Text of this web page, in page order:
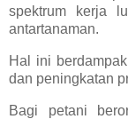
spektrum kerja
antartanaman.
Hal ini
dan peningkatan
Bagi petani